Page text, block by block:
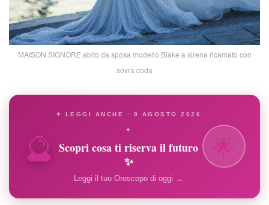
MAISON SIGNORE abito da sposa modello Blake a sirena ricamato con
sovra coda
🔮
✦ LEGGI ANCHE · 9 AGOSTO 2026
✦
Scopri cosa ti riserva il futuro
✨
Leggi il tuo Oroscopo di oggi →